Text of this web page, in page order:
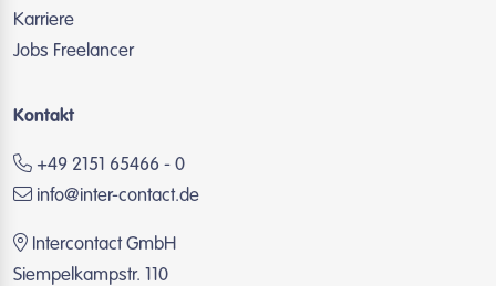
Karriere
Jobs Freelancer
Kontakt
+49 2151 65466 - 0
info@inter-contact.de
Intercontact GmbH
Siempelkampstr. 110